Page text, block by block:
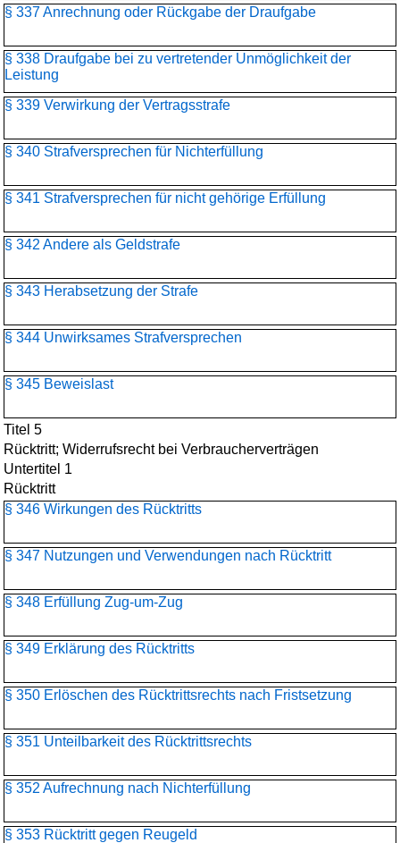
§ 337 Anrechnung oder Rückgabe der Draufgabe
§ 338 Draufgabe bei zu vertretender Unmöglichkeit der
Leistung
§ 339 Verwirkung der Vertragsstrafe
§ 340 Strafversprechen für Nichterfüllung
§ 341 Strafversprechen für nicht gehörige Erfüllung
§ 342 Andere als Geldstrafe
§ 343 Herabsetzung der Strafe
§ 344 Unwirksames Strafversprechen
§ 345 Beweislast
Titel 5
Rücktritt; Widerrufsrecht bei Verbraucherverträgen
Untertitel 1
Rücktritt
§ 346 Wirkungen des Rücktritts
§ 347 Nutzungen und Verwendungen nach Rücktritt
§ 348 Erfüllung Zug-um-Zug
§ 349 Erklärung des Rücktritts
§ 350 Erlöschen des Rücktrittsrechts nach Fristsetzung
§ 351 Unteilbarkeit des Rücktrittsrechts
§ 352 Aufrechnung nach Nichterfüllung
§ 353 Rücktritt gegen Reugeld